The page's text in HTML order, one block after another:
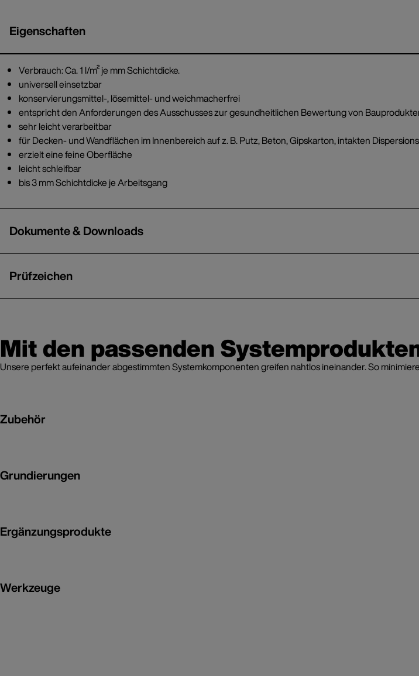
Eigenschaften
Verbrauch: Ca. 1 l/m² je mm Schichtdicke.
universell einsetzbar
konservierungsmittel-, lösemittel- und weichmacherfrei
entspricht den Anforderungen des Ausschusses zur gesundheitlichen Bewertung von
sehr leicht verarbeitbar
für Decken- und Wandflächen im Innenbereich auf z. B. Putz, Beton, Gipskarton, intakten
erzielt eine feine Oberfläche
leicht schleifbar
bis 3 mm Schichtdicke je Arbeitsgang
Dokumente & Downloads
Prüfzeichen
Mit den passenden
Unsere perfekt aufeinander abgestimmten Systemkomponenten greifen nahtlos ineinander. So
Zubehör
Grundierungen
Ergänzungsprodukte
Werkzeuge